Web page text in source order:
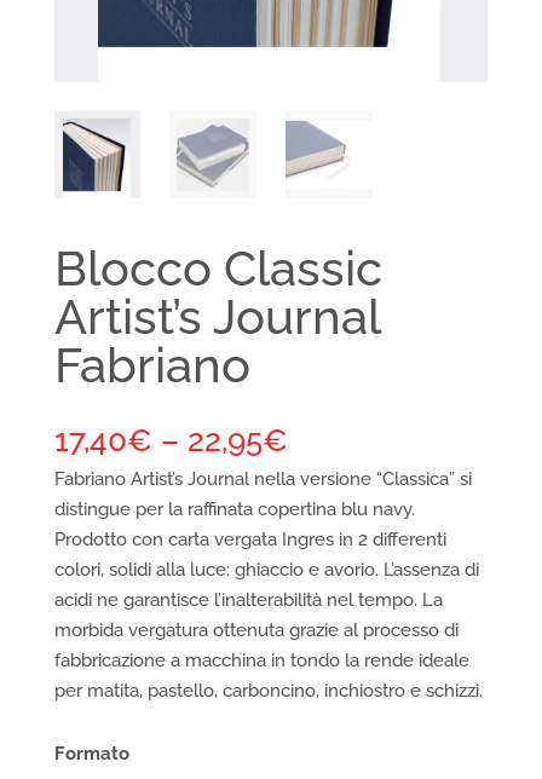
Blocco Classic
Artist’s Journal
Fabriano
17,40€ – 22,95€
Fabriano Artist’s Journal nella versione “Classica” si
distingue per la raffinata copertina blu navy.
Prodotto con carta vergata Ingres in 2 differenti
colori, solidi alla luce: ghiaccio e avorio. L’assenza di
acidi ne garantisce l’inalterabilità nel tempo. La
morbida vergatura ottenuta grazie al processo di
fabbricazione a macchina in tondo la rende ideale
per matita, pastello, carboncino, inchiostro e schizzi.
Formato